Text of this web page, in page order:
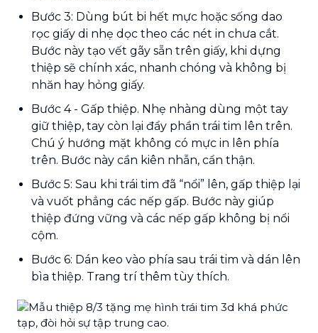
Bước 3: Dùng bút bi hết mực hoặc sống dao
rọc giấy di nhẹ dọc theo các nét in chưa cắt.
Bước này tạo vết gãy sẵn trên giấy, khi dựng
thiệp sẽ chính xác, nhanh chóng và không bị
nhăn hay hỏng giấy.
Bước 4 - Gấp thiệp. Nhẹ nhàng dùng một tay
giữ thiệp, tay còn lại đẩy phần trái tim lên trên.
Chú ý hướng mặt không có mực in lên phía
trên. Bước này cần kiên nhẫn, cẩn thận.
Bước 5: Sau khi trái tim đã “nổi” lên, gấp thiệp lại
và vuốt phẳng các nếp gấp. Bước này giúp
thiệp đứng vững và các nếp gấp không bị nổi
cộm.
Bước 6: Dán keo vào phía sau trái tim và dán lên
bìa thiệp. Trang trí thêm tùy thích.